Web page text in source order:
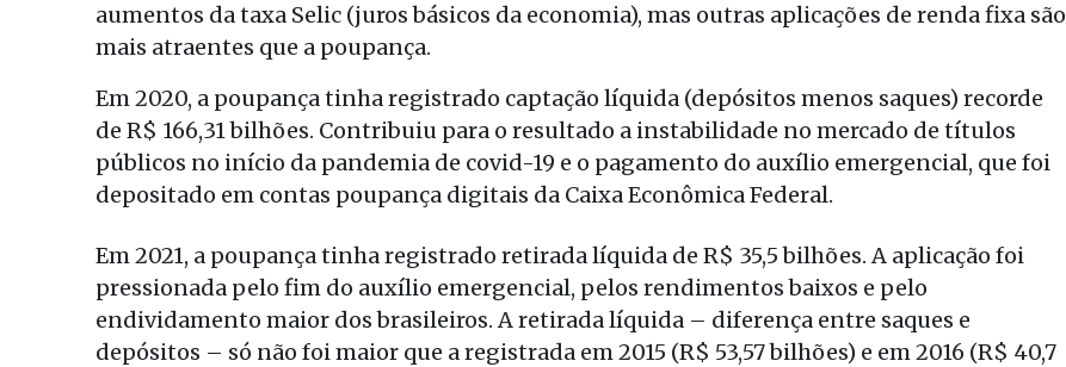
aumentos da taxa Selic (juros básicos da economia), mas outras aplicações de renda fixa são
mais atraentes que a poupança.
Em 2020, a poupança tinha registrado captação líquida (depósitos menos saques) recorde
de R$ 166,31 bilhões. Contribuiu para o resultado a instabilidade no mercado de títulos
públicos no início da pandemia de covid-19 e o pagamento do auxílio emergencial, que foi
depositado em contas poupança digitais da Caixa Econômica Federal.
Em 2021, a poupança tinha registrado retirada líquida de R$ 35,5 bilhões. A aplicação foi
pressionada pelo fim do auxílio emergencial, pelos rendimentos baixos e pelo
endividamento maior dos brasileiros. A retirada líquida – diferença entre saques e
depósitos – só não foi maior que a registrada em 2015 (R$ 53,57 bilhões) e em 2016 (R$ 40,7